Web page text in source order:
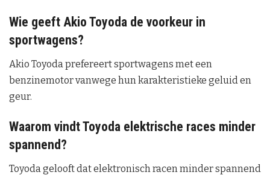
Wie geeft Akio Toyoda de voorkeur in
sportwagens?
Akio Toyoda prefereert sportwagens met een
benzinemotor vanwege hun karakteristieke geluid en
geur.
Waarom vindt Toyoda elektrische races minder
spannend?
Toyoda gelooft dat elektronisch racen minder spannend